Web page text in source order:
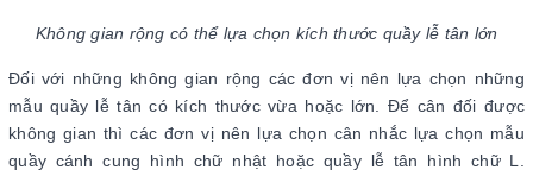
Không gian rộng có thể lựa chọn kích thước quầy lễ tân lớn
Đối với những không gian rộng các đơn vị nên lựa chọn những
mẫu quầy lễ tân có kích thước vừa hoặc lớn. Để cân đối được
không gian thì các đơn vị nên lựa chọn cân nhắc lựa chọn mẫu
quầy cánh cung hình chữ nhật hoặc quầy lễ tân hình chữ L.